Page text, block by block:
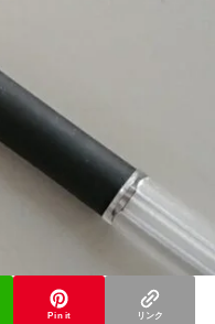
Pin it リンク